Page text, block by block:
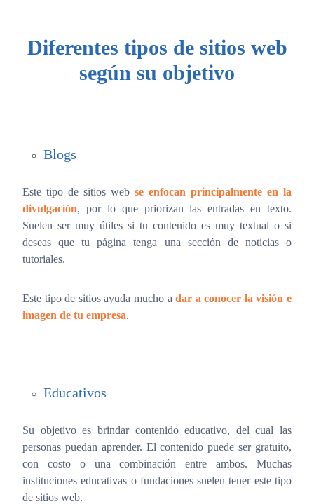
Diferentes tipos de sitios web
según su objetivo
Blogs
Este tipo de sitios web se enfocan principalmente en la
divulgación, por lo que priorizan las entradas en texto.
Suelen ser muy útiles si tu contenido es muy textual o si
deseas que tu página tenga una sección de noticias o
tutoriales.
Este tipo de sitios ayuda mucho adar a conocer la visión e
imagen de tu empresa.
Educativos
Su objetivo es brindar contenido educativo, del cual las
personas puedan aprender. El contenido puede ser gratuito,
con costo o una combinación entre ambos. Muchas
instituciones educativas o fundaciones suelen tener este tipo
de sitios web.